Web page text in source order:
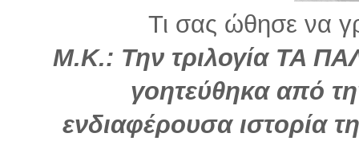
Τι σας ώθησε να
Μ.Κ.: Την τριλογία ΤΑ
γοητεύθηκα από
ενδιαφέρουσα ιστορία